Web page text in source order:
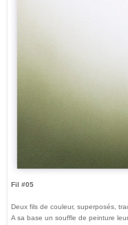
Fil #05
Deux fils de couleur, superposés,
A sa base un souffle de peinture